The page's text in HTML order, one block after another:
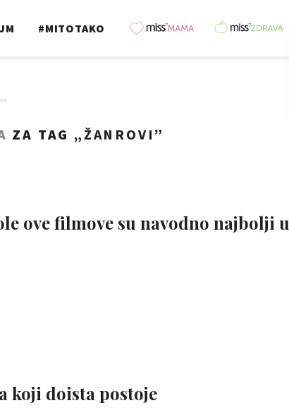
#MITOTAKO
ZA TAG „ŽANROVI ”
ove filmove su navodno najbolji u
koji doista postoje